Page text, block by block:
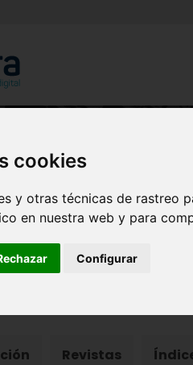
cookies
y otras técnicas de rastreo
en nuestra web y para
Configurar
Revistas